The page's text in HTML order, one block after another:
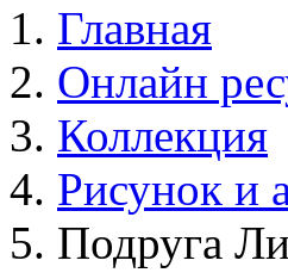
Главная
Онлайн
Коллекция
Рисунок и
Подруга